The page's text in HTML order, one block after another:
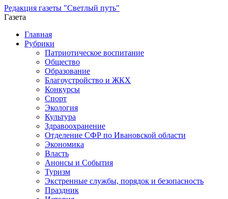
Редакция газеты "Светлый путь"
Газета
Промотать
содержимому
Главная
Рубрики
Патриотическое воспитание
Общество
Образование
Благоустройство и ЖКХ
Конкурсы
Спорт
Экология
Культура
Здравоохранение
Отделение СФР по Ивановской области
Экономика
Власть
Анонсы и События
Туризм
Экстренные службы, порядок и безопасность
Праздник